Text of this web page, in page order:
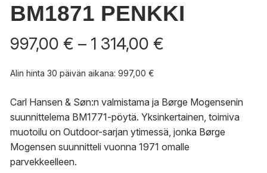
BM1871 PENKKI
997,00 € – 1 314,00 €
314,00 €
Alin hinta 30 päivän aikana: 997,00 €
Carl Hansen & Søn:n valmistama ja Børge Mogensenin
suunnittelema BM1771-pöytä. Yksinkertainen, toimiva
muotoilu on Outdoor-sarjan ytimessä, jonka Børge
Mogensen suunnitteli vuonna 1971 omalle
parvekkeelleen.